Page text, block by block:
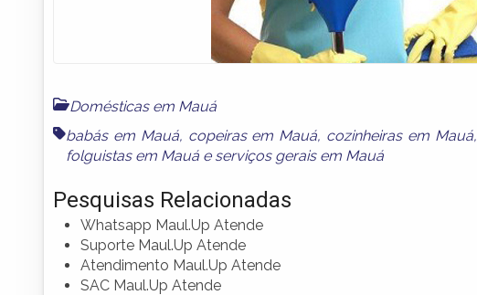
Domésticas em Mauá
babás em Mauá, copeiras em Mauá, cozinheiras em Mauá,
folguistas em Mauá e serviços gerais em Mauá
Pesquisas Relacionadas
Whatsapp Maul.Up Atende
Suporte Maul.Up Atende
Atendimento Maul.Up Atende
SAC Maul.Up Atende